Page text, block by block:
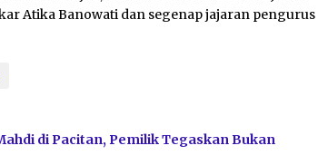
Atika Banowati dan segenap jajaran pengurus
di Pacitan, Pemilik Tegaskan Bukan